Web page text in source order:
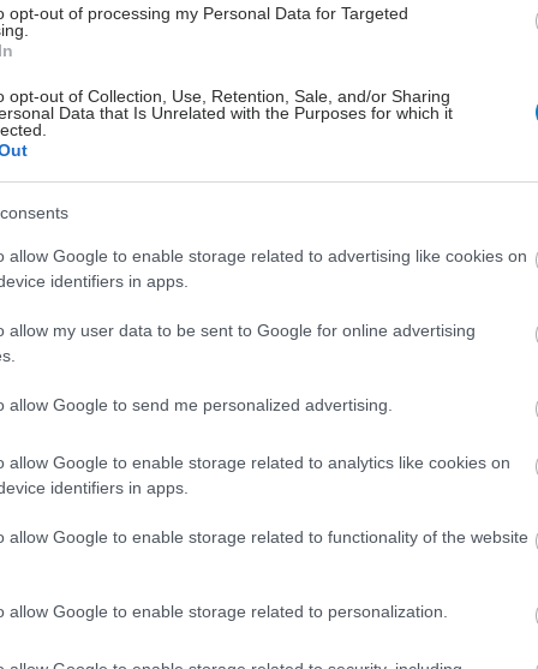
opt-out of processing my Personal Data for Targeted
opt-out of Collection, Use, Retention, Sale, and/or Sharing
Data that Is Unrelated with the Purposes for which it
allow Google to enable storage related to advertising like cookies on
identifiers in apps.
allow my user data to be sent to Google for online advertising
allow Google to send me personalized advertising.
allow Google to enable storage related to analytics like cookies on
identifiers in apps.
allow Google to enable storage related to functionality of the website
allow Google to enable storage related to personalization.
αυξημένα επίπεδα υγρασίας
ή εκτελούμε κάποια έντονη σωματική
την περίοδο του καύσωνα
αλκοόλ
φαρμάκων προκαλούν απώλεια υγρών πχ.
παχυσαρκία
η ηλίαση (θερμική εξάντληση) και τι η
την ηλίαση στη θερμοπληξία.
και ηλεκτρολυτών, οδηγεί στα παρακάτω
αδιαθεσία και αδυναμία